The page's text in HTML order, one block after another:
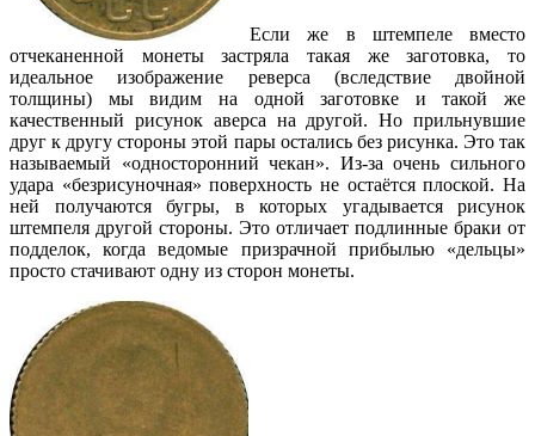
Если же в штемпеле вместо
отчеканенной монеты застряла такая же заготовка, то
идеальное изображение реверса (вследствие двойной
толщины) мы видим на одной заготовке и такой же
качественный рисунок аверса на другой. Но прильнувшие
друг к другу стороны этой пары остались без рисунка. Это так
называемый «односторонний чекан». Из-за очень сильного
удара «безрисуночная» поверхность не остаётся плоской. На
ней получаются бугры, в которых угадывается рисунок
штемпеля другой стороны. Это отличает подлинные браки от
подделок, когда ведомые призрачной прибылью «дельцы»
просто стачивают одну из сторон монеты.